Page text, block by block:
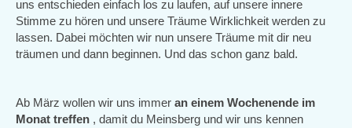
uns entschieden einfach los zu laufen, auf unsere innere
Stimme zu hören und unsere Träume Wirklichkeit werden zu
lassen. Dabei möchten wir nun unsere Träume mit dir neu
träumen und dann beginnen. Und das schon ganz bald.
Ab März wollen wir uns immer an einem Wochenende im
Monat treffen , damit du Meinsberg und wir uns kennen